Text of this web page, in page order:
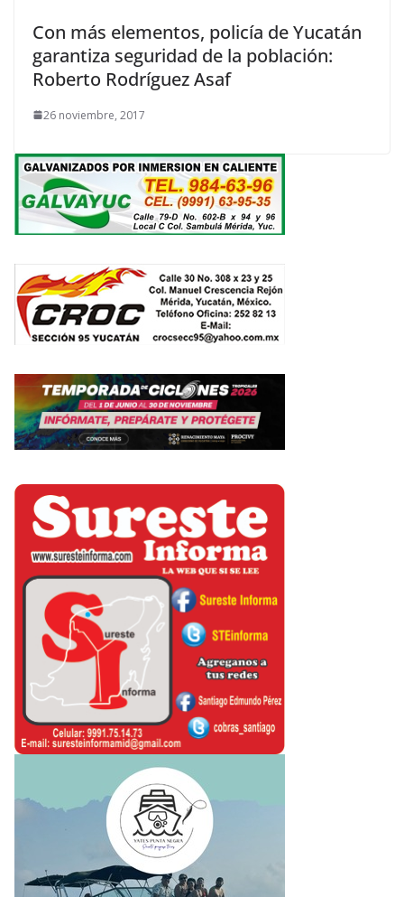
Con más elementos, policía de Yucatán
garantiza seguridad de la población:
Roberto Rodríguez Asaf
26 noviembre, 2017